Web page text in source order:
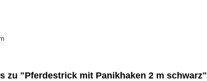
zu "Pferdestrick mit Panikhaken 2 m schwarz"